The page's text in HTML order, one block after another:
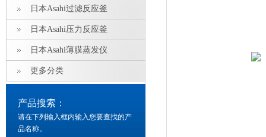
日本Asahi过滤反应釜
日本Asahi压力反应釜
日本Asahi薄膜蒸发仪
更多分类
产品搜索：
请在下列输入框内输入您要查找的产
品名称。